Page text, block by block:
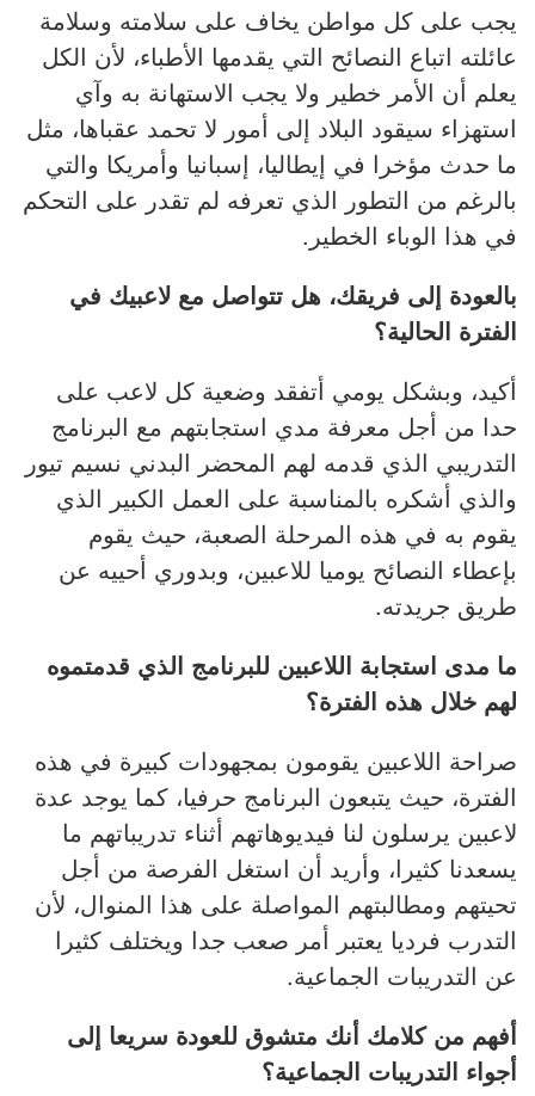
يجب على كل مواطن يخاف على سلامته وسلامة
عائلته اتباع النصائح التي يقدمها الأطباء، لأن الكل
يعلم أن الأمر خطير ولا يجب الاستهانة به وآي
استهزاء سيقود البلاد إلى أمور لا تحمد عقباها، مثل
ما حدث مؤخرا في إيطاليا، إسبانيا وأمريكا والتي
بالرغم من التطور الذي تعرفه لم تقدر على التحكم
في هذا الوباء الخطير.
بالعودة إلى فريقك، هل تتواصل مع لاعبيك في
الفترة الحالية؟
أكيد، وبشكل يومي أتفقد وضعية كل لاعب على
حدا من أجل معرفة مدي استجابتهم مع البرنامج
التدريبي الذي قدمه لهم المحضر البدني نسيم تيور
والذي أشكره بالمناسبة على العمل الكبير الذي
يقوم به في هذه المرحلة الصعبة، حيث يقوم
بإعطاء النصائح يوميا للاعبين، وبدوري أحييه عن
طريق جريدته.
ما مدى استجابة اللاعبين للبرنامج الذي قدمتموه
لهم خلال هذه الفترة؟
صراحة اللاعبين يقومون بمجهودات كبيرة في هذه
الفترة، حيث يتبعون البرنامج حرفيا، كما يوجد عدة
لاعبين يرسلون لنا فيديوهاتهم أثناء تدريباتهم ما
يسعدنا كثيرا، وأريد أن استغل الفرصة من أجل
تحيتهم ومطالبتهم المواصلة على هذا المنوال، لأن
التدرب فرديا يعتبر أمر صعب جدا ويختلف كثيرا
عن التدريبات الجماعية.
أفهم من كلامك أنك متشوق للعودة سريعا إلى
أجواء التدريبات الجماعية؟